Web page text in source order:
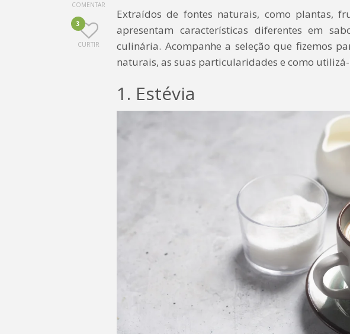
COMENTAR
3
CURTIR
Extraídos de fontes naturais, como plantas,
apresentam características diferentes em
culinária. Acompanhe a seleção que fizemos
naturais, as suas particularidades e como
1. Estévia